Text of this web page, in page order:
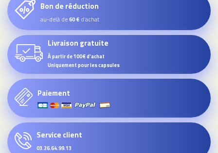
Bon de réduction
au-delà de60 € d’achat
Livraison gratuite
À partir de 100€ d'achat
Uniquement pour les capsules
Paiement
Service client
03.26.64.99.13